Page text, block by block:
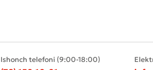
Ishonch telefoni (9:00-18:00)